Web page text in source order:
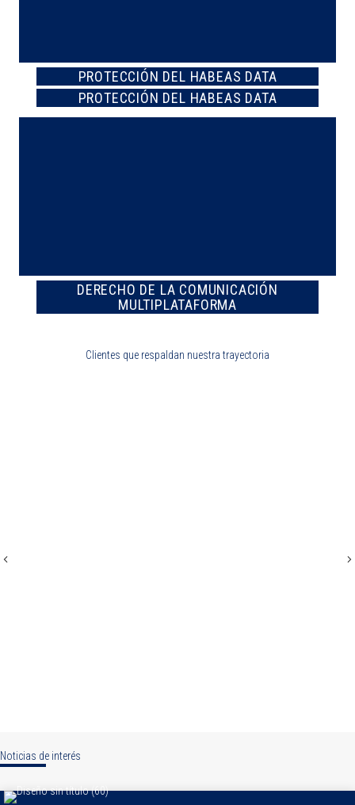
PROTECCIÓN DEL HABEAS DATA
PROTECCIÓN DEL HABEAS DATA
DERECHO DE LA COMUNICACIÓN
MULTIPLATAFORMA
Clientes que respaldan nuestra trayectoria
Previous
Noticias de interés